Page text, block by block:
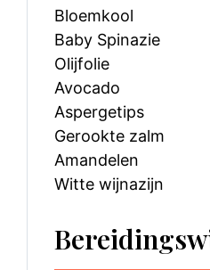
Bloemkool
Baby Spinazie
Olijfolie
Avocado
Aspergetips
Gerookte zalm
Amandelen
Witte wijnazijn